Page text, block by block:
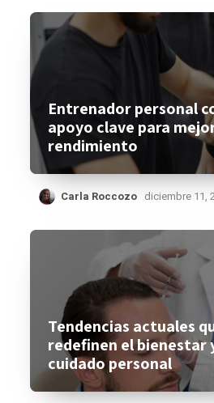
Entrenador personal
apoyo clave para
rendimiento
Carla Roccozo diciembre 11,
Tendencias actuales
redefinen el bienestar
cuidado personal